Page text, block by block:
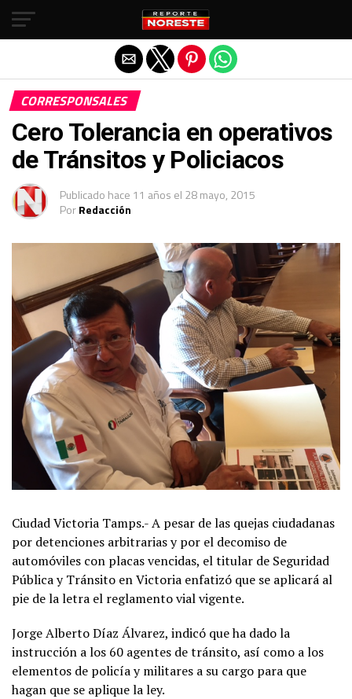
CORRESPONSALES
Cero Tolerancia en operativos
de Tránsitos y Policiacos
Publicado hace 11 años el 28 mayo, 2015
PorRedacción
Ciudad Victoria Tamps.- A pesar de las quejas ciudadanas
por detenciones arbitrarias y por el decomiso de
automóviles con placas vencidas, el titular de Seguridad
Pública y Tránsito en Victoria enfatizó que se aplicará al
pie de la letra el reglamento vial vigente.
Jorge Alberto Díaz Álvarez, indicó que ha dado la
instrucción a los 60 agentes de tránsito, así como a los
elementos de policía y militares a su cargo para que
hagan que se aplique la ley.
Salir de la versión móvil